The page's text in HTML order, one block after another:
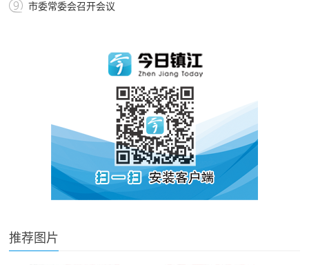
市委常委会召开会议
推荐图片